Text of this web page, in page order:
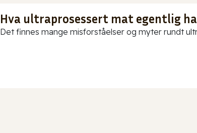
Hva ultraprosessert mat egentlig
Det finnes mange misforståelser og myter rundt